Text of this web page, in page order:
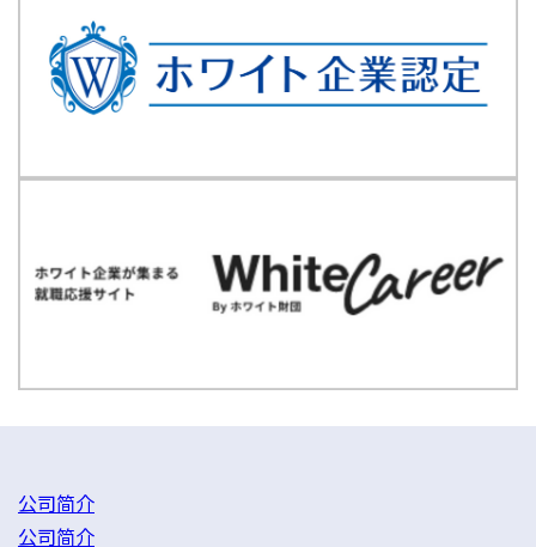
公司简介
公司简介